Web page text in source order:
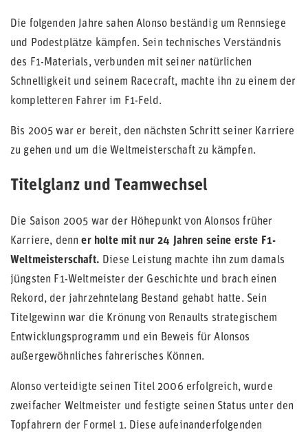
Die folgenden Jahre sahen Alonso beständig um Rennsiege
und Podestplätze kämpfen. Sein technisches Verständnis
des F1-Materials, verbunden mit seiner natürlichen
Schnelligkeit und seinem Racecraft, machte ihn zu einem der
kompletteren Fahrer im F1-Feld.
Bis 2005 war er bereit, den nächsten Schritt seiner Karriere
zu gehen und um die Weltmeisterschaft zu kämpfen.
Titelglanz und Teamwechsel
Die Saison 2005 war der Höhepunkt von Alonsos früher
Karriere, denner holte mit nur 24 Jahren seine erste F1-
Weltmeisterschaft. Diese Leistung machte ihn zum damals
jüngsten F1-Weltmeister der Geschichte und brach einen
Rekord, der jahrzehntelang Bestand gehabt hatte. Sein
Titelgewinn war die Krönung von Renaults strategischem
Entwicklungsprogramm und ein Beweis für Alonsos
außergewöhnliches fahrerisches Können.
Alonso verteidigte seinen Titel 2006 erfolgreich, wurde
zweifacher Weltmeister und festigte seinen Status unter den
Topfahrern der Formel 1. Diese aufeinanderfolgenden